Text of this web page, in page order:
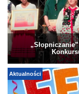
Aktualności